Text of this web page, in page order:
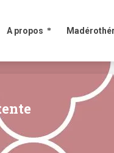
A propos